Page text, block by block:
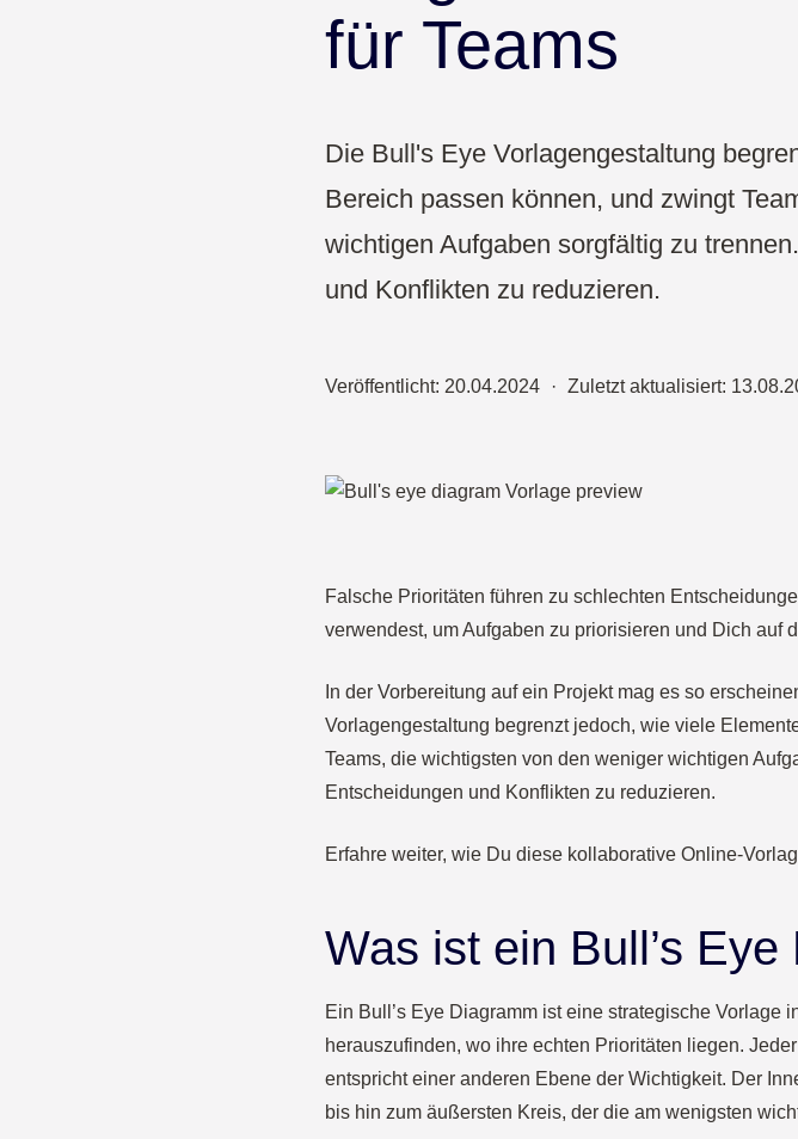
UX & Design
für Teams
Die Bull's Eye Vorlagengestaltung
Bereich passen können, und zwingt
wichtigen Aufgaben sorgfältig zu
und Konflikten zu reduzieren.
Veröffentlicht: 20.04.2024 · Zuletzt aktualisiert:
Falsche Prioritäten führen zu schlechten
verwendest, um Aufgaben zu priorisieren und Dich auf
In der Vorbereitung auf ein Projekt mag es so
Vorlagengestaltung begrenzt jedoch, wie viele
Teams, die wichtigsten von den weniger wichtigen
Entscheidungen und Konflikten zu reduzieren.
Erfahre weiter, wie Du diese kollaborative Online-
Was ist ein Bull’s
Ein Bull’s Eye Diagramm ist eine strategische Vorlage
herauszufinden, wo ihre echten Prioritäten liegen.
entspricht einer anderen Ebene der Wichtigkeit. Der
bis hin zum äußersten Kreis, der die am wenigsten